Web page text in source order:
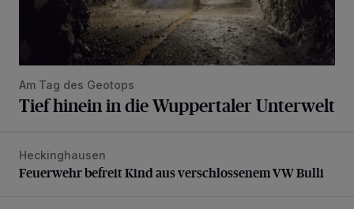
Am Tag des Geotops
Tief hinein in die Wuppertaler Unterwelt
Feuerwehr befreit Kind aus verschlossenem VW Bulli
Heckinghausen
Feuerwehr befreit Kind aus verschlossenem VW Bulli